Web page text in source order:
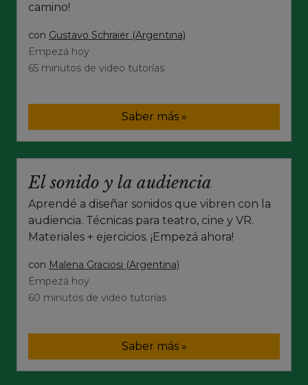
camino!
con Gustavo Schraier (Argentina)
Empezá hoy
65 minutos de video tutorías
Saber más »
El sonido y la audiencia
Aprendé a diseñar sonidos que vibren con la
audiencia. Técnicas para teatro, cine y VR.
Materiales + ejercicios. ¡Empezá ahora!
con Malena Graciosi (Argentina)
Empezá hoy
60 minutos de video tutorías
Saber más »